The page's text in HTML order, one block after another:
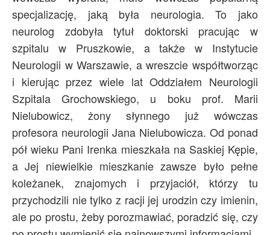
specjalizację, jaką była neurologia. To jako
neurolog zdobyła tytuł doktorski pracując w
szpitalu w Pruszkowie, a także w Instytucie
Neurologii w Warszawie, a wreszcie współtworząc
i kierując przez wiele lat Oddziałem Neurologii
Szpitala Grochowskiego, u boku prof. Marii
Nielubowicz, żony słynnego już wówczas
profesora neurologii Jana Nielubowicza. Od ponad
pół wieku Pani Irenka mieszkała na Saskiej Kępie,
a Jej niewielkie mieszkanie zawsze było pełne
koleżanek, znajomych i przyjaciół, którzy tu
przychodzili nie tylko z racji jej urodzin czy imienin,
ale po prostu, żeby porozmawiać, poradzić się, czy